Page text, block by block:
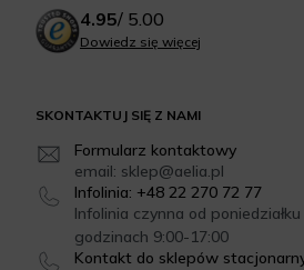
SKONTAKTUJ SIĘ Z NAMI
Formularz kontaktowy
email: sklep@aelia.pl
Infolinia: +48 22 270 72 77
Infolinia czynna od
godzinach 9:00-17:00
Kontakt do sklepów
4.95/ 5.00
Dowiedz się więcej